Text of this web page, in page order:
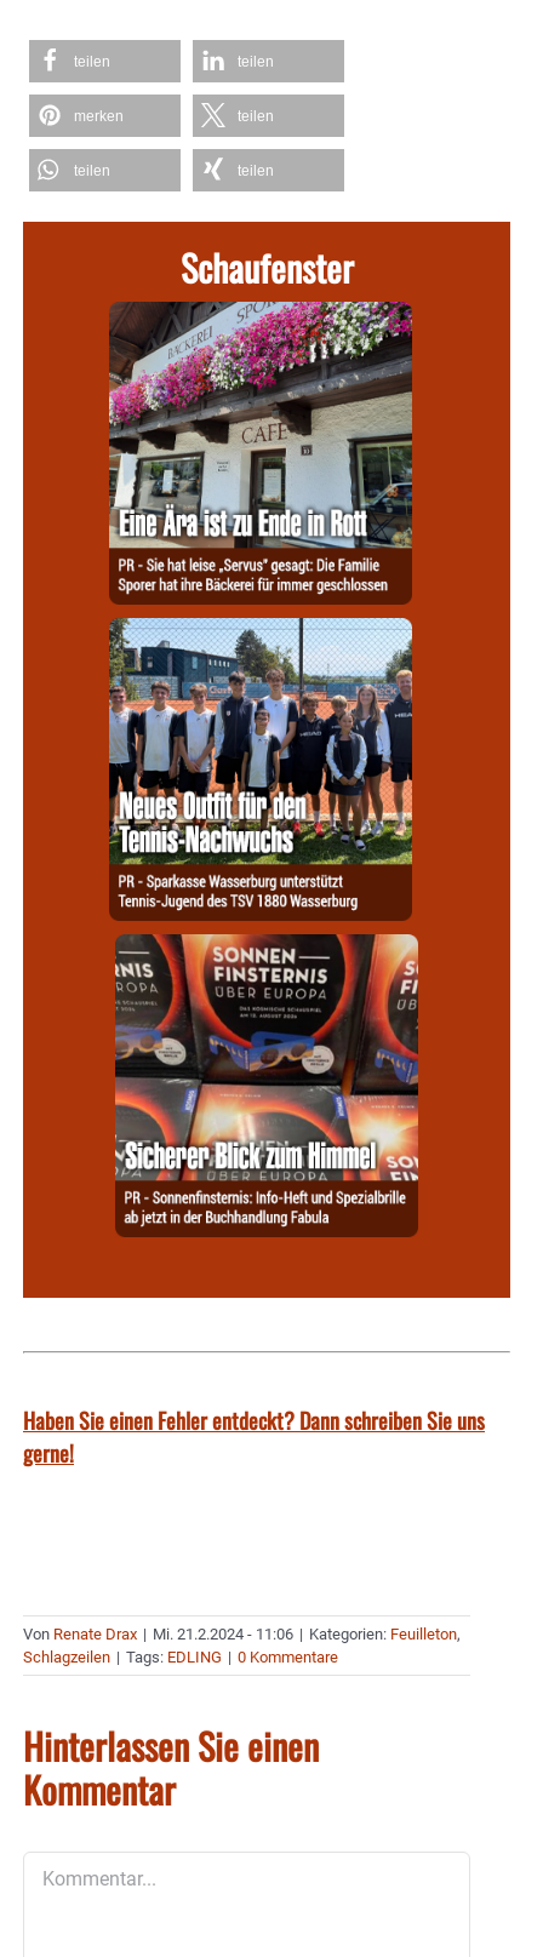
teilen teilen
merken teilen
teilen teilen
Schaufenster
Haben Sie einen Fehler entdeckt? Dann schreiben Sie uns
gerne!
Von Renate Drax | Mi. 21.2.2024 - 11:06 | Kategorien: Feuilleton,
Schlagzeilen | Tags: EDLING | 0 Kommentare
Hinterlassen Sie einen
Kommentar